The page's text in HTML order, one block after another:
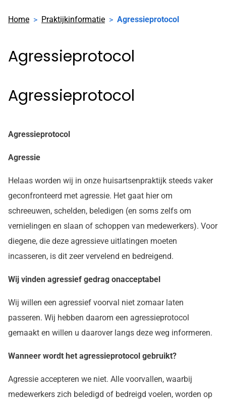
facebook
Home Praktijkinformatie Agressieprotocol
Agressieprotocol
Agressieprotocol
Agressieprotocol
Agressie
Helaas worden wij in onze huisartsenpraktijk steeds vaker
geconfronteerd met agressie. Het gaat hier om
schreeuwen, schelden, beledigen (en soms zelfs om
vernielingen en slaan of schoppen van medewerkers). Voor
diegene, die deze agressieve uitlatingen moeten
incasseren, is dit zeer vervelend en bedreigend.
Wij vinden agressief gedrag onacceptabel
Wij willen een agressief voorval niet zomaar laten
passeren. Wij hebben daarom een agressieprotocol
gemaakt en willen u daarover langs deze weg informeren.
Wanneer wordt het agressieprotocol gebruikt?
Agressie accepteren we niet. Alle voorvallen, waarbij
medewerkers zich beledigd of bedreigd voelen, worden op